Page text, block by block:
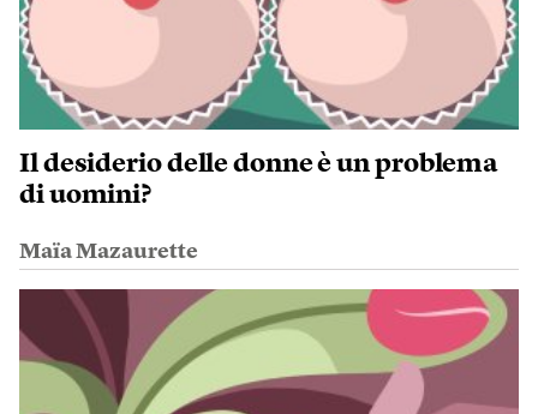
Il desiderio delle donne è un problema
di uomini?
Maïa Mazaurette